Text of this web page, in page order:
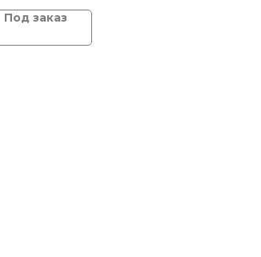
механизм качания TOP GUN,
Ролики: Ø50